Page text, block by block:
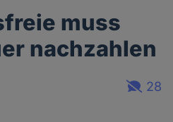
muss
nachzahlen
28